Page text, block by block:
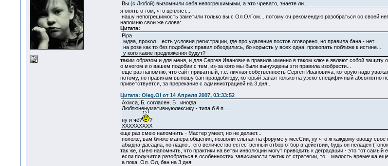
Вы (с Любой) вызомнили себя непогрешимыми, а это чревато, знаете ли.
я опять о том, что цепляет...
нашу непогрешимость заметили только вы с Ол.Ол`ом... потому оч рекомендую разобраться со своей
напомню свои же слова:
Цитата:
Pipa
мдяа, прокол... есть условия регистрации, где про удаление постов оговорено, но правила бана - нет...
на розе как то без подобных правил обходились, бо корысть у всех одна: прокопать поближе к истине...
у кого какие предложения будут?
таким образом и для меня, и для Сергея Ивановича правила именно в таком ключе являют собой защиту
о многом и о вашем подобии с тем, из-за кого мы были вынуждены эти правила изобрести...
еще раз напомню, что сайт приватный, т.е. личная собственность Сергея Ивановича, которую надо
потому, по правилам выношу бан правдоблюду, который запал только на узско-специфичный
приветствуется, за пререкание с администрацией на 3 дня...
Цитата: Oleg.Ol от 14 Апреля 2007, 03:33:52
Ахмса, Б, согласен, Б , иногда
Люблюненумативнуюлексику - типа б ё п .....
ну и чё?
?
ХХХХХХХХХ
еще раз смею напомнить - Мастер умеет, но не делает...
похоже, вам ближе манера общения, позволительная на форуме у месСии, ну что ж каждому овощу свое
абыдна-дасадна, но ладно... его величество естественный отбор отбор в действии, будь он неладен
так же, смею напомнить, что практики на ветви инволюции могут приводить к деградации - это тот самый
если получится разобраться в особенностях зависимости тактик от стратегии, то... малость времечка еще
а пока, Ол. Ол, бан на 3 дня